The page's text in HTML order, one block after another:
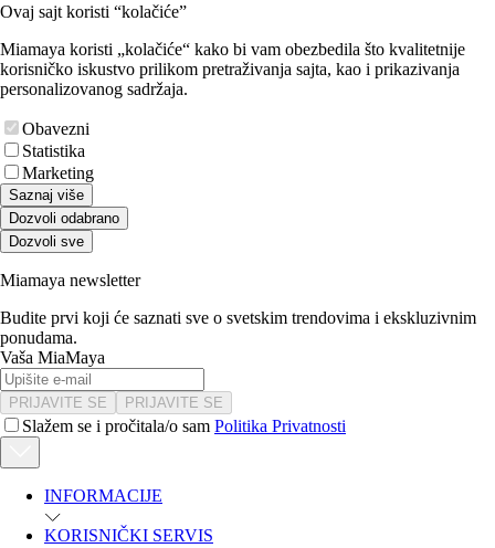
Ovaj sajt koristi “kolačiće”
Miamaya koristi „kolačiće“ kako bi vam obezbedila što kvalitetnije
korisničko iskustvo prilikom pretraživanja sajta, kao i prikazivanja
personalizovanog sadržaja.
Obavezni
Statistika
Marketing
Saznaj više
Dozvoli odabrano
Dozvoli sve
Miamaya newsletter
Budite prvi koji će saznati sve o svetskim trendovima i ekskluzivnim
ponudama.
Vaša MiaMaya
PRIJAVITE SE PRIJAVITE SE
Slažem se i pročitala/o sam Politika Privatnosti
INFORMACIJE
KORISNIČKI SERVIS